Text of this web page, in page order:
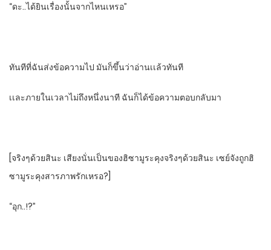
“ดะ..ได้ยินเรื่องนั้นจากไหนเหรอ”
ทันทีที่ฉันส่งข้อความไป​ มันก็ขึ้นว่าอ่านเเล้วทันที
เเละภายในเวลาไม่ถึงหนึ่งนาที​ ฉันก็ได้ข้อความตอบกลับมา
[จริงๆด้วยสินะ​ เสียงนั่นเป็นของฮิซามูระคุงจริงๆด้วยสินะ​ เซย์จังถูกฮิ
ซามูระคุงสารภาพรักเหรอ?]​
“อุก..!?”